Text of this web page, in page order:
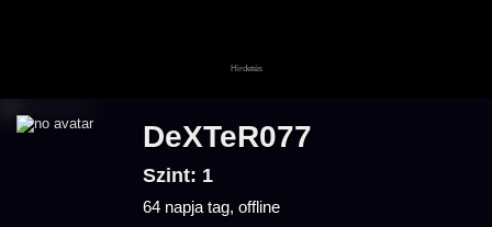
DeXTeR077
Szint: 1
64 napja tag, offline